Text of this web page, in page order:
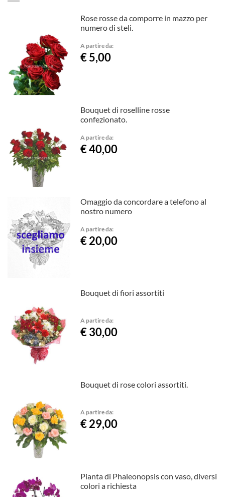
Rose rosse da comporre in mazzo per
numero di steli.
A partire da:
€ 5,00
Bouquet di roselline rosse
confezionato.
A partire da:
€ 40,00
Omaggio da concordare a telefono al
nostro numero
A partire da:
€ 20,00
Bouquet di fiori assortiti
A partire da:
€ 30,00
Bouquet di rose colori assortiti.
A partire da:
€ 29,00
Pianta di Phaleonopsis con vaso, diversi
colori a richiesta